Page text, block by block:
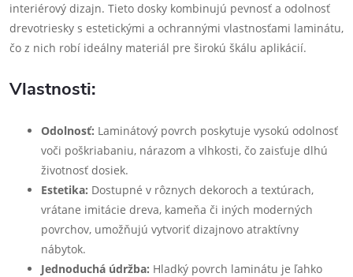
interiérový dizajn. Tieto dosky kombinujú pevnosť a odolnosť
drevotriesky s estetickými a ochrannými vlastnosťami laminátu,
čo z nich robí ideálny materiál pre širokú škálu aplikácií.
Vlastnosti:
Odolnosť: Laminátový povrch poskytuje vysokú odolnosť
voči poškriabaniu, nárazom a vlhkosti, čo zaisťuje dlhú
životnosť dosiek.
Estetika: Dostupné v rôznych dekoroch a textúrach,
vrátane imitácie dreva, kameňa či iných moderných
povrchov, umožňujú vytvoriť dizajnovo atraktívny
nábytok.
Jednoduchá údržba: Hladký povrch laminátu je ľahko